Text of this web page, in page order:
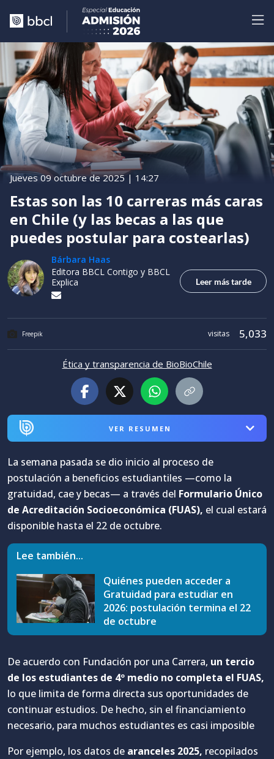
Jueves 09 octubre de 2025 | 14:27
Estas son las 10 carreras más caras
en Chile (y las becas a las que
puedes postular para costearlas)
Bárbara Haas
Editora BBCL Contigo y BBCL
Explica
Leer más tarde
Freepik visitas 5,033
Ética y transparencia de BioBioChile
VER RESUMEN
La semana pasada se dio inicio al proceso de
postulación a beneficios estudiantiles —como la
gratuidad, cae y becas— a través del Formulario Único
de Acreditación Socioeconómica (FUAS), el cual estará
disponible hasta el 22 de octubre.
Lee también...
Quiénes pueden acceder a
Gratuidad para estudiar en
2026: postulación termina el 22
de octubre
De acuerdo con Fundación por una Carrera, un tercio
de los estudiantes de 4º medio no completa el FUAS,
lo que limita de forma directa sus oportunidades de
continuar estudios. De hecho, sin el financiamiento
necesario, para muchos estudiantes es casi imposible
Por ejemplo, los datos de aranceles 2025, recopilados